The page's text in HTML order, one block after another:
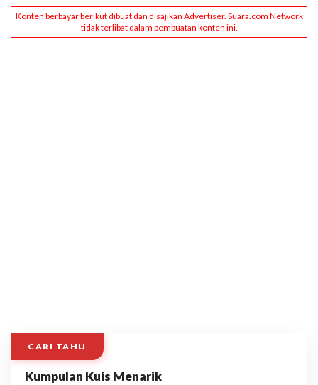
CARI TAHU
Kumpulan Kuis Menarik